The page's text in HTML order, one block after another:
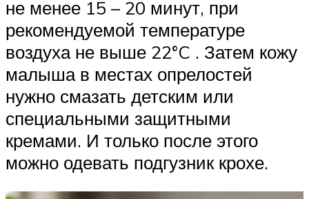
не менее 15 – 20 минут, при
рекомендуемой температуре
воздуха не выше 22°C . Затем кожу
малыша в местах опрелостей
нужно смазать детским или
специальными защитными
кремами. И только после этого
можно одевать подгузник крохе.